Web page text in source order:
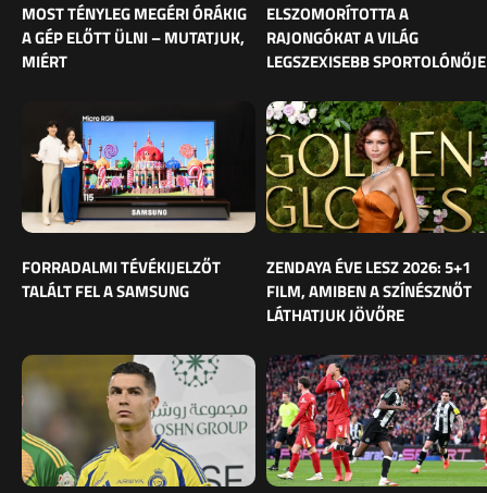
MOST TÉNYLEG MEGÉRI ÓRÁKIG
A GÉP ELŐTT ÜLNI – MUTATJUK,
MIÉRT
ELSZOMORÍTOTTA A
RAJONGÓKAT A VILÁG
LEGSZEXISEBB SPORTOLÓNŐJE
FORRADALMI TÉVÉKIJELZŐT
TALÁLT FEL A SAMSUNG
ZENDAYA ÉVE LESZ 2026: 5+1
FILM, AMIBEN A SZÍNÉSZNŐT
LÁTHATJUK JÖVŐRE